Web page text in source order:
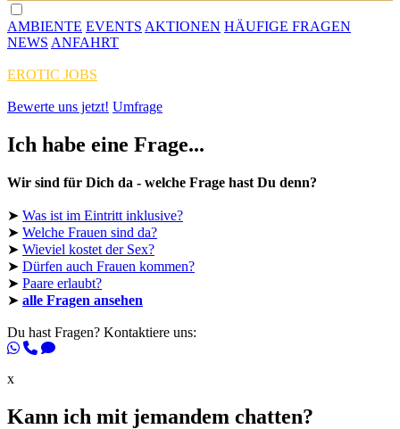
AMBIENTE EVENTS AKTIONEN HÄUFIGE FRAGEN
NEWS ANFAHRT
EROTIC JOBS
Bewerte uns jetzt! Umfrage
Ich habe eine Frage...
Wir sind für Dich da - welche Frage hast Du denn?
➤ Was ist im Eintritt inklusive?
➤ Welche Frauen sind da?
➤ Wieviel kostet der Sex?
➤ Dürfen auch Frauen kommen?
➤ Paare erlaubt?
➤ alle Fragen ansehen
Du hast Fragen? Kontaktiere uns:
x
Kann ich mit jemandem chatten?